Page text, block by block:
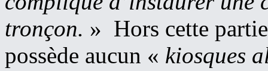
tronçon. » Hors cette
possède aucun « kiosques